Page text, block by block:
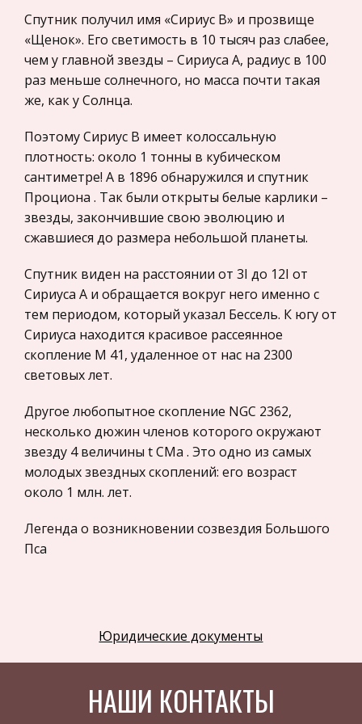
Прокурорский надзор
Геология
Административное право
Историческая личность
Банковское дело и кредитование
Архитектура
Искусство
Конституционное (государственное) право
России
моделирование
Право
Компьютеры и периферийные устройства
Астрономия
Программное обеспечение
Разное
Уголовное и уголовно-исполнительное
право
Налоговое право
Компьютеры, Программирование
Физкультура и Спорт
Правоохранительные органы
Движение всюду — от постоянного смещения
песчинок в дюнах, движения бактерий и других
форм жизни до мощных колебаний в самой
Земле, когда она дрожит во время
землетрясения и после него. Эта планета ак
Система исправительно-трудовых лагерей
1930-1940-х гг. Депортация и раскулачивание
Непосредственное руководство этими ИТУ
возлагалось на территориальные органы: тем
же приказом были организованы отделы мест
заключения республиканских НКВД и областных
Спутник получил имя «Сириус B» и прозвище
«Щенок». Его светимость в 10 тысяч раз слабее,
чем у главной звезды – Сириуса A, радиус в 100
раз меньше солнечного, но масса почти такая
же, как у Солнца.
Поэтому Сириус B имеет колоссальную
плотность: около 1 тонны в кубическом
сантиметре! А в 1896 обнаружился и спутник
Проциона . Так были открыты белые карлики –
звезды, закончившие свою эволюцию и
сжавшиеся до размера небольшой планеты.
Спутник виден на расстоянии от 3І до 12І от
Сириуса A и обращается вокруг него именно с
тем периодом, который указал Бессель. К югу от
Сириуса находится красивое рассеянное
скопление М 41, удаленное от нас на 2300
световых лет.
Другое любопытное скопление NGC 2362,
несколько дюжин членов которого окружают
звезду 4 величины t CMa . Это одно из самых
молодых звездных скоплений: его возраст
около 1 млн. лет.
Легенда о возникновении созвездия Большого
Пса
Юридические документы
НАШИ КОНТАКТЫ